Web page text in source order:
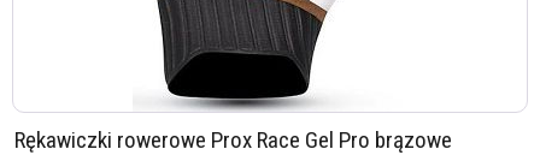
Rękawiczki rowerowe Prox Race Gel Pro brązowe